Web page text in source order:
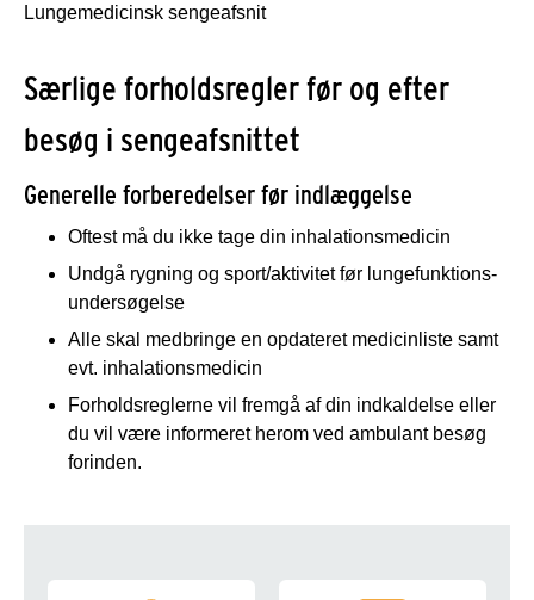
Lungemedicinsk sengeafsnit
Særlige forholdsregler før og efter
besøg i sengeafsnittet
Generelle forberedelser før indlæggelse
Oftest må du ikke tage din inhalationsmedicin
Undgå rygning og sport/aktivitet før lungefunktions-
undersøgelse
Alle skal medbringe en opdateret medicinliste samt
evt. inhalationsmedicin
Forholdsreglerne vil fremgå af din indkaldelse eller
du vil være informeret herom ved ambulant besøg
forinden.